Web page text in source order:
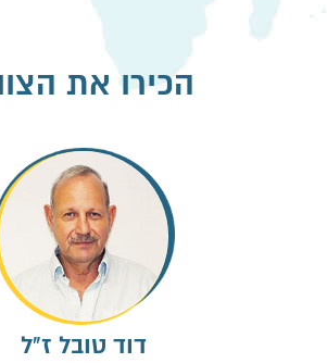
הכירו את
דוד טובל ז"ל